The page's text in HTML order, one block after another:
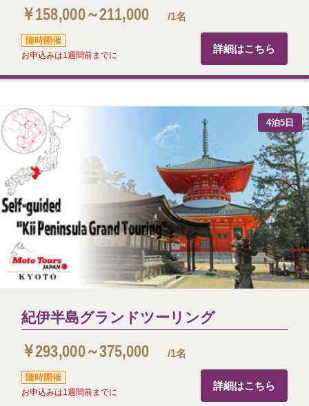
￥158,000～211,000 /1名
随時開催
お申込みは1週間前までに
詳細はこちら
4泊5日
紀伊半島グランドツーリング
￥293,000～375,000 /1名
随時開催
お申込みは1週間前までに
詳細はこちら